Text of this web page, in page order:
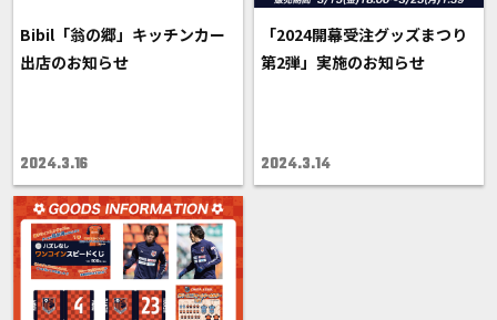
Bibil「翁の郷」キッチンカー
出店のお知らせ
2024.3.16
「2024開幕受注グッズまつり
第2弾」実施のお知らせ
2024.3.14